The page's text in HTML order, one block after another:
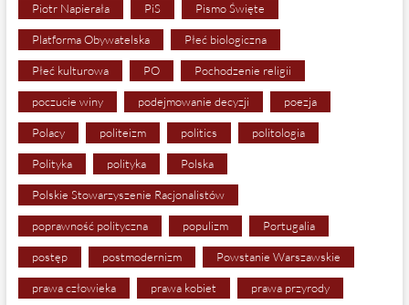
Piotr Napierała PiS Pismo Święte
Platforma Obywatelska Płeć biologiczna
Płeć kulturowa PO Pochodzenie religii
poczucie winy podejmowanie decyzji poezja
Polacy politeizm politics politologia
Polityka polityka Polska
Polskie Stowarzyszenie Racjonalistów
poprawność polityczna populizm Portugalia
postęp postmodernizm Powstanie Warszawskie
prawa człowieka prawa kobiet prawa przyrody